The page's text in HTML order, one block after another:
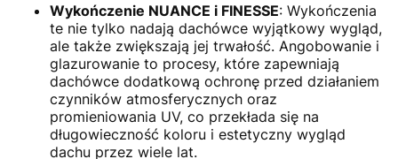
Wykończenie NUANCE i FINESSE: Wykończenia
te nie tylko nadają dachówce wyjątkowy wygląd,
ale także zwiększają jej trwałość. Angobowanie i
glazurowanie to procesy, które zapewniają
dachówce dodatkową ochronę przed działaniem
czynników atmosferycznych oraz
promieniowania UV, co przekłada się na
długowieczność koloru i estetyczny wygląd
dachu przez wiele lat.